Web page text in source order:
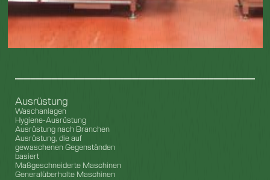
Ausrüstung
Waschanlagen
Hygiene-Ausrüstung
Ausrüstung nach Branchen
Ausrüstung, die auf
gewaschenen Gegenständen
basiert
Maßgeschneiderte Maschinen
Generalüberholte Maschinen